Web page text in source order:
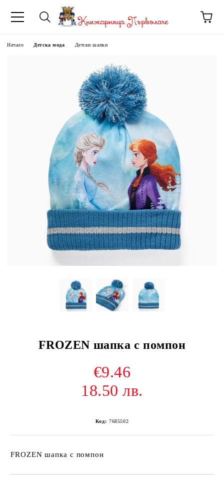
Начало Детска мода Детски шапки
FROZEN шапка с помпон
€9.46
18.50 лв.
Код: 7685502
FROZEN шапка с помпон